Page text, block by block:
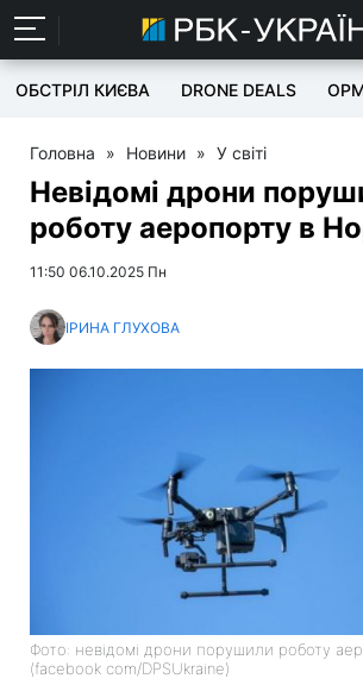
ОБСТРІЛ КИЄВА DRONE DEALS
Головна » Новини » У світі
Невідомі дрони
роботу аеропорту в
11:50 06.10.2025 Пн
ІРИНА ГЛУХОВА
Фото: невідомі дрони порушили роботу
(facebook com/DPSUkraine)